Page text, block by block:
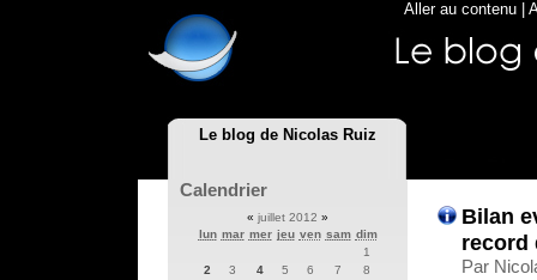
Le blog de Nicolas Ruiz
Aller au contenu
Bilan
record
Par
Calendrier
« juillet 2012 »
lun mar mer jeu ven sam dim
1
2
3 4 5 6 7
8